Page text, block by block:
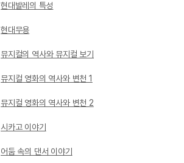
현대발레의 특성
현대무용
뮤지컬의 역사와 뮤지컬 보기
뮤지컬 영화의 역사와 변천 1
뮤지컬 영화의 역사와 변천 2
시카고 이야기
어둠 속의 댄서 이야기